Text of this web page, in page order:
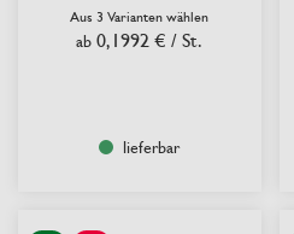
Aus 3 Varianten wählen
ab 0,1992 € / St.
lieferbar